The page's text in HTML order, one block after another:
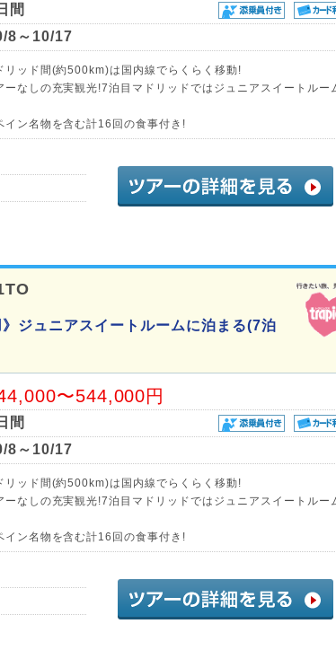
間
8～10/17
ッド間(約500km)は国内線でらくらく移動!
ーなしの充実観光!7泊目マドリッドではジュニアスイートルー
イン名物を含む計16回の食事付き!
ジュニアスイートルームに泊まる(7泊
〜544,000円
間
8～10/17
ッド間(約500km)は国内線でらくらく移動!
ーなしの充実観光!7泊目マドリッドではジュニアスイートルー
イン名物を含む計16回の食事付き!